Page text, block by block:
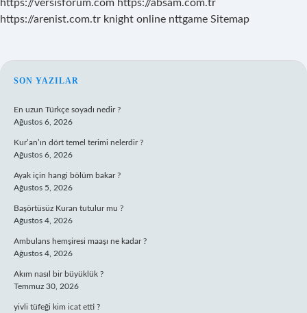
https://versisforum.com https://absam.com.tr
https://arenist.com.tr knight online nttgame Sitemap
SIDEBAR
SON YAZILAR
En uzun Türkçe soyadı nedir ?
Ağustos 6, 2026
Kur’an’ın dört temel terimi nelerdir ?
Ağustos 6, 2026
Ayak için hangi bölüm bakar ?
Ağustos 5, 2026
Başörtüsüz Kuran tutulur mu ?
Ağustos 4, 2026
Ambulans hemşiresi maaşı ne kadar ?
Ağustos 4, 2026
Akım nasıl bir büyüklük ?
Temmuz 30, 2026
yivli tüfeği kim icat etti ?